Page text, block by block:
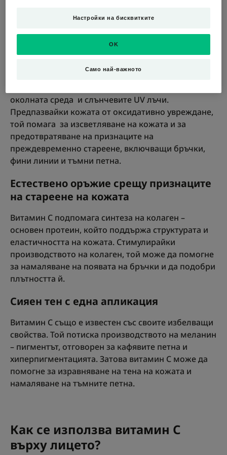
околната среда и слънчевите UV лъчи.
Предпазвайки кожата от оксидативно увреждане,
той помага за изсветляване на кожата и за
предотвратяване на признаците на
преждевременно стареене, включващи бръчки,
фини линии и тъмни петна.
Естествено оръжие срещу признаците
на стареене на кожата
Витамин С подпомага синтеза на колаген –
основен протеин, който поддържа структурата и
еластичността на кожата. Стимулирайки
производството на колаген, той може да помогне
за намаляване на появата на бръчки и да подобри
плътността й.
Сияен тен с една апликация
Витамин С също е известен със своите избелващи
свойства. Той потиска производството на меланин
– пигментът, отговорен за кафявите петна и
хиперпигментацията. Затова витамин С може да
помогне за изравняване на тена на кожата и
намаляване на тъмните петна.
Как се използва витамин С
върху лицето?
Настройки на бисквитките
Само най-важното
OK